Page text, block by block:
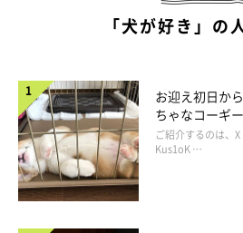
「犬が好き」の
お迎え初日か
ちゃなコーギ
コ“コーギース
長！
ご紹介するのは、
Kus1oK …